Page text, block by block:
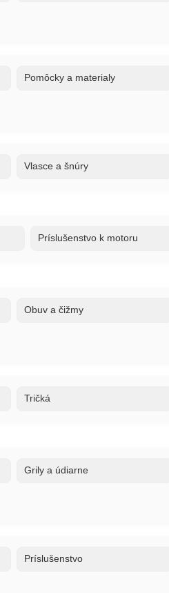
Pomôcky a materialy
Vlasce a šnúry
Príslušenstvo k motoru
Obuv a čižmy
Tričká
Grily a údiarne
Príslušenstvo